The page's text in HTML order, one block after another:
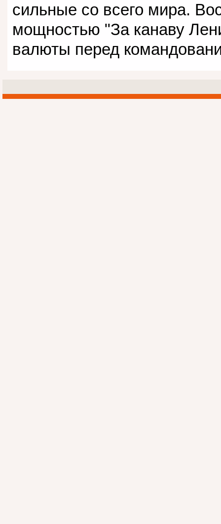
сильные со всего мира.
мощностью "За канаву
валюты перед